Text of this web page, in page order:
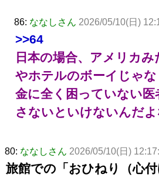
86: ななしさん 2026/05/10(日)
>>64
日本の場合、アメリカ
やホテルのボーイじゃな
金に全く困っていない医
さないといけないんだよ
80: ななしさん 2026/05/10(日)
旅館での「おひねり（心